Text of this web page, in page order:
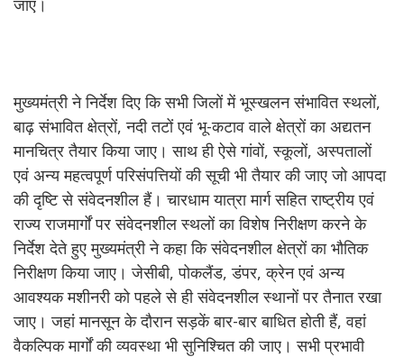
जाए।
मुख्यमंत्री ने निर्देश दिए कि सभी जिलों में भूस्खलन संभावित स्थलों,
बाढ़ संभावित क्षेत्रों, नदी तटों एवं भू-कटाव वाले क्षेत्रों का अद्यतन
मानचित्र तैयार किया जाए। साथ ही ऐसे गांवों, स्कूलों, अस्पतालों
एवं अन्य महत्वपूर्ण परिसंपत्तियों की सूची भी तैयार की जाए जो आपदा
की दृष्टि से संवेदनशील हैं। चारधाम यात्रा मार्ग सहित राष्ट्रीय एवं
राज्य राजमार्गों पर संवेदनशील स्थलों का विशेष निरीक्षण करने के
निर्देश देते हुए मुख्यमंत्री ने कहा कि संवेदनशील क्षेत्रों का भौतिक
निरीक्षण किया जाए। जेसीबी, पोकलैंड, डंपर, क्रेन एवं अन्य
आवश्यक मशीनरी को पहले से ही संवेदनशील स्थानों पर तैनात रखा
जाए। जहां मानसून के दौरान सड़कें बार-बार बाधित होती हैं, वहां
वैकल्पिक मार्गों की व्यवस्था भी सुनिश्चित की जाए। सभी प्रभावी